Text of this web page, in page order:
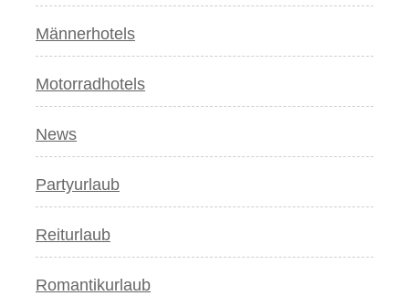
Männerhotels
Motorradhotels
News
Partyurlaub
Reiturlaub
Romantikurlaub